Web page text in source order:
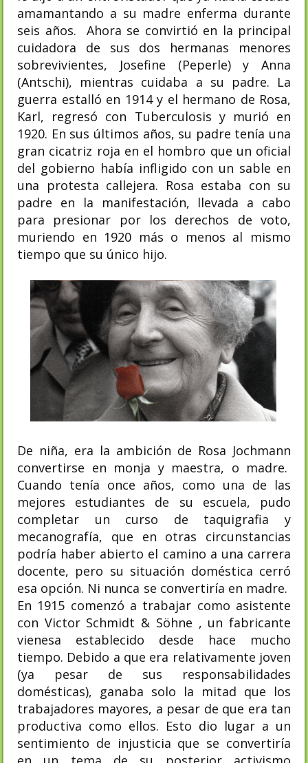
amamantando a su madre enferma durante
seis años. Ahora se convirtió en la principal
cuidadora de sus dos hermanas menores
sobrevivientes, Josefine (Peperle) y Anna
(Antschi), mientras cuidaba a su padre. La
guerra estalló en 1914 y el hermano de Rosa,
Karl, regresó con Tuberculosis y murió en
1920. En sus últimos años, su padre tenía una
gran cicatriz roja en el hombro que un oficial
del gobierno había infligido con un sable en
una protesta callejera. Rosa estaba con su
padre en la manifestación, llevada a cabo
para presionar por los derechos de voto,
muriendo en 1920 más o menos al mismo
tiempo que su único hijo.
De niña, era la ambición de Rosa Jochmann
convertirse en monja y maestra, o madre.
Cuando tenía once años, como una de las
mejores estudiantes de su escuela, pudo
completar un curso de taquigrafia y
mecanografía, que en otras circunstancias
podría haber abierto el camino a una carrera
docente, pero su situación doméstica cerró
esa opción. Ni nunca se convertiría en madre.
En 1915 comenzó a trabajar como asistente
con Victor Schmidt & Söhne , un fabricante
vienesa establecido desde hace mucho
tiempo. Debido a que era relativamente joven
(ya pesar de sus responsabilidades
domésticas), ganaba solo la mitad que los
trabajadores mayores, a pesar de que era tan
productiva como ellos. Esto dio lugar a un
sentimiento de injusticia que se convertiría